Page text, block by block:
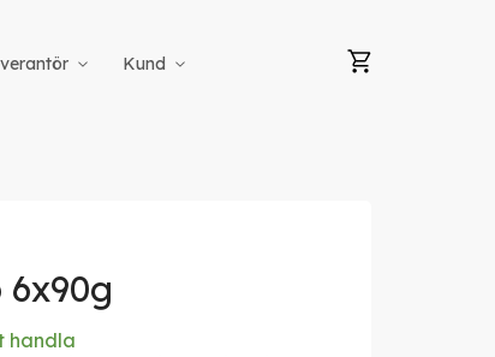
Kund Min
6x90g
handla